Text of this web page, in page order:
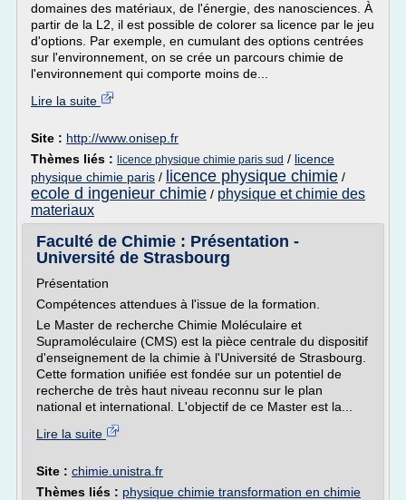
domaines des matériaux, de l'énergie, des nanosciences. À
partir de la L2, il est possible de colorer sa licence par le jeu
d'options. Par exemple, en cumulant des options centrées
sur l'environnement, on se crée un parcours chimie de
l'environnement qui comporte moins de...
Lire la suite
Site : http://www.onisep.fr
Thèmes liés : licence physique chimie paris sud / licence
physique chimie paris / licence physique chimie /
ecole d ingenieur chimie / physique et chimie des
materiaux
Faculté de Chimie : Présentation -
Université de Strasbourg
Présentation
Compétences attendues à l'issue de la formation.
Le Master de recherche Chimie Moléculaire et
Supramoléculaire (CMS) est la pièce centrale du dispositif
d'enseignement de la chimie à l'Université de Strasbourg.
Cette formation unifiée est fondée sur un potentiel de
recherche de très haut niveau reconnu sur le plan
national et international. L'objectif de ce Master est la...
Lire la suite
Site : chimie.unistra.fr
Thèmes liés : physique chimie transformation en chimie